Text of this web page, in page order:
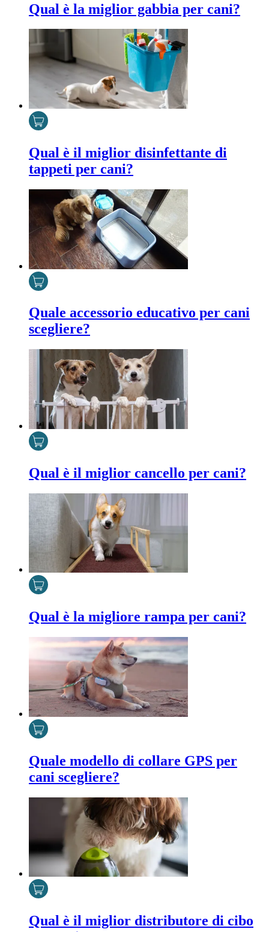
Qual è la miglior gabbia per cani?
Qual è il miglior disinfettante di
tappeti per cani?
Quale accessorio educativo per cani
scegliere?
Qual è il miglior cancello per cani?
Qual è la migliore rampa per cani?
Quale modello di collare GPS per
cani scegliere?
Qual è il miglior distributore di cibo